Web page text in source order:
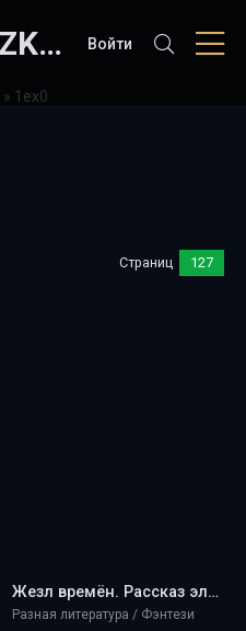
ONLINE-KNIZKI.COM Войти
» 1ex0
Страниц 127
Жезл времён. Рассказ эльфа - 1ex0
Разная литература / Фэнтези